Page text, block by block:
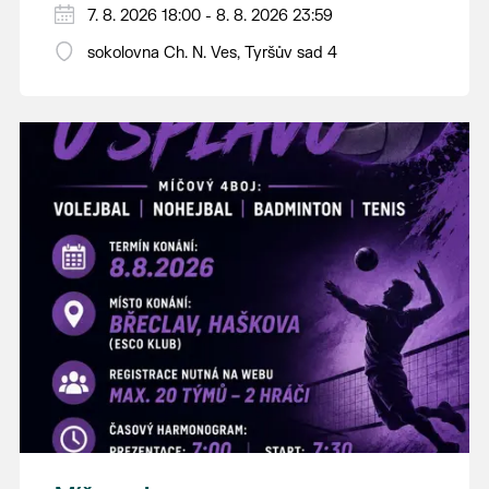
PÁTEK 7. srpna
18:00 - ruční stavění máje
14:00 - krojový průvod pro stárky od
hostince “U Buvola”
16:00 - odpolední zábava na sokolovně
21:00 - večerní zábava
K tanci a poslechu bude hrát DH
Lanžhotčané.
Těšíme se na Vás!
7. 8. 2026 18:00 - 8. 8. 2026 23:59
sokolovna Ch. N. Ves, Tyršův sad 4